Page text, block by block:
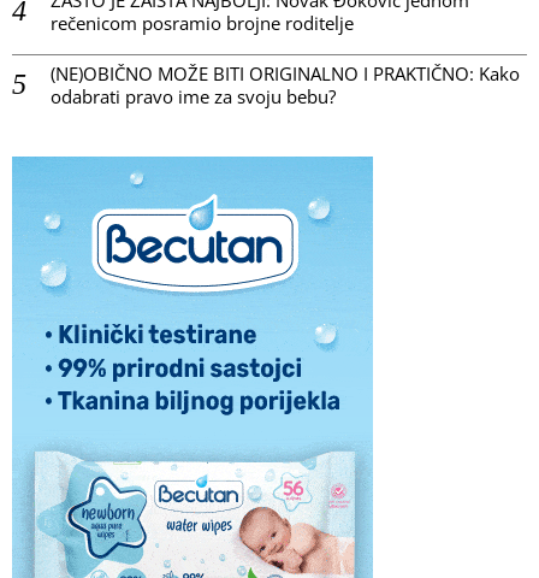
rečenicom posramio brojne roditelje
(NE)OBIČNO MOŽE BITI ORIGINALNO I PRAKTIČNO: Kako
odabrati pravo ime za svoju bebu?